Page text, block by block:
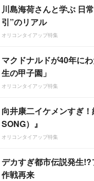
川島海荷さんと学ぶ 日
引”のリアル
オリコンタイアップ特集
マクドナルドが40年に
生の甲子園」
オリコンタイアップ特集
向井康二イケメンすぎ
SONG）』
オリコンタイアップ特集
デカすぎ都市伝説発生
作戦再来